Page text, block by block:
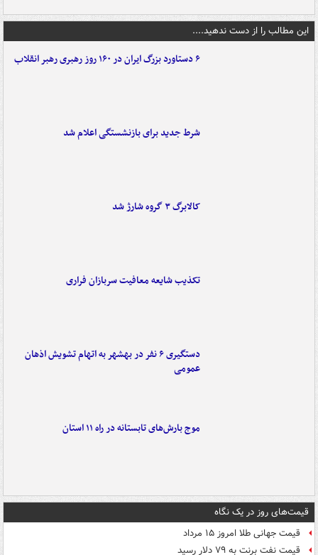
این مطالب را از دست ندهید....
۶ دستاورد بزرگ ایران در ۱۶۰ روز رهبری رهبر انقلاب
شرط جدید برای بازنشستگی اعلام شد
کالابرگ ۳ گروه شارژ شد
تکذیب شایعه معافیت سربازان فراری
دستگیری ۶ نفر در بهشهر به اتهام تشویش اذهان
عمومی
موج بارش‌های تابستانه در راه ۱۱ استان
قیمت‌های روز در یک نگاه
قیمت جهانی طلا امروز ۱۵ مرداد
قیمت نفت برنت به ۷۹ دلار رسید